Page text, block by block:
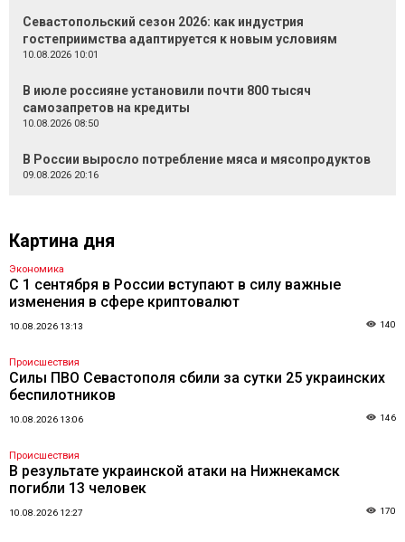
Севастопольский сезон 2026: как индустрия
гостеприимства адаптируется к новым условиям
10.08.2026 10:01
В июле россияне установили почти 800 тысяч
самозапретов на кредиты
10.08.2026 08:50
В России выросло потребление мяса и мясопродуктов
09.08.2026 20:16
Картина дня
Экономика
С 1 сентября в России вступают в силу важные
изменения в сфере криптовалют
10.08.2026 13:13 140
Происшествия
Силы ПВО Севастополя сбили за сутки 25 украинских
беспилотников
10.08.2026 13:06 146
Происшествия
В результате украинской атаки на Нижнекамск
погибли 13 человек
10.08.2026 12:27 170